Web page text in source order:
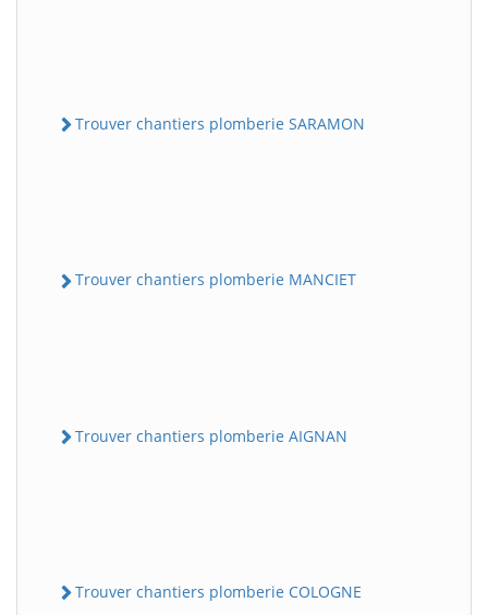
Trouver chantiers plomberie SARAMON
Trouver chantiers plomberie MANCIET
Trouver chantiers plomberie AIGNAN
Trouver chantiers plomberie COLOGNE